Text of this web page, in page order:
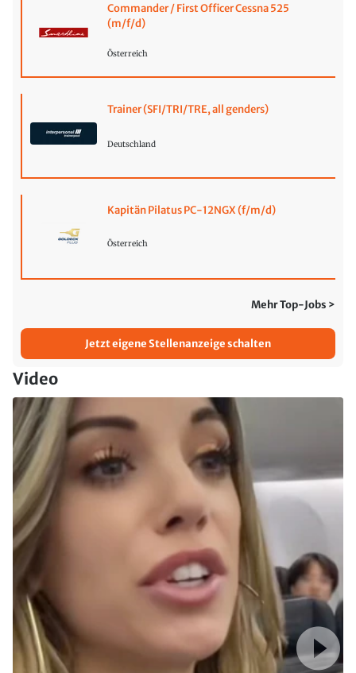
Commander / First Officer Cessna 525
(m/f/d)
Österreich
Trainer (SFI/TRI/TRE, all genders)
Deutschland
Kapitän Pilatus PC-12NGX (f/m/d)
Österreich
Mehr Top-Jobs >
Jetzt eigene Stellenanzeige schalten
Video